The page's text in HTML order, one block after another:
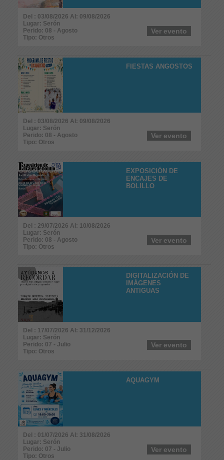
Del : 03/08/2026 Al: 09/08/2026
Lugar: Serón
Perido: 08 - Agosto
Tipo: Otros
Ver evento
FIESTAS ANGOSTOS
Del : 03/08/2026 Al: 09/08/2026
Lugar: Serón
Perido: 08 - Agosto
Tipo: Otros
Ver evento
EXPOSICIÓN DE
ENCAJES DE
BOLILLO
Del : 29/07/2026 Al: 10/08/2026
Lugar: Serón
Perido: 08 - Agosto
Tipo: Otros
Ver evento
DIGITALIZACIÓN DE
IMÁGENES
ANTIGUAS
Del : 17/07/2026 Al: 31/12/2026
Lugar: Serón
Perido: 07 - Julio
Tipo: Otros
Ver evento
AQUAGYM
Del : 01/07/2026 Al: 31/08/2026
Lugar: Serón
Perido: 07 - Julio
Tipo: Otros
Ver evento